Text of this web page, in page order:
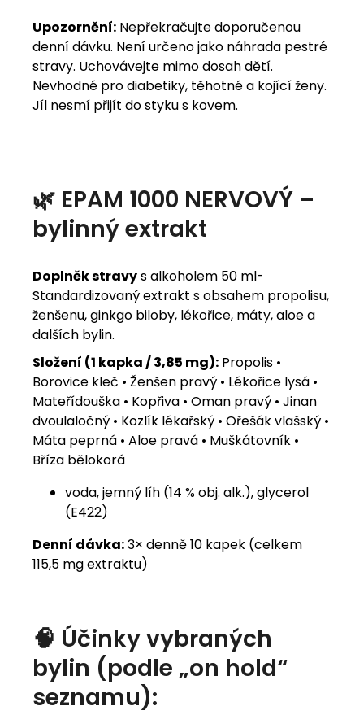
Upozornění: Nepřekračujte doporučenou
denní dávku. Není určeno jako náhrada pestré
stravy. Uchovávejte mimo dosah dětí.
Nevhodné pro diabetiky, těhotné a kojící ženy.
Jíl nesmí přijít do styku s kovem.
🌿 EPAM 1000 NERVOVÝ –
bylinný extrakt
Doplněk stravys alkoholem 50 ml-
Standardizovaný extrakt s obsahem propolisu,
ženšenu, ginkgo biloby, lékořice, máty, aloe a
dalších bylin.
Složení (1 kapka / 3,85 mg): Propolis •
Borovice kleč • Ženšen pravý • Lékořice lysá •
Mateřídouška • Kopřiva • Oman pravý • Jinan
dvoulaločný • Kozlík lékařský • Ořešák vlašský •
Máta peprná • Aloe pravá • Muškátovník •
Bříza bělokorá
voda, jemný líh (14 % obj. alk.), glycerol
(E422)
Denní dávka:3× denně 10 kapek (celkem
115,5 mg extraktu)
🧠 Účinky vybraných
bylin (podle „on hold“
seznamu):